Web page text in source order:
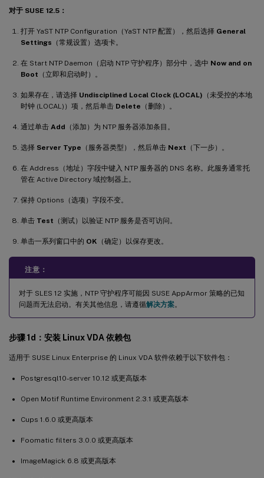
对于 SUSE 12.5：
打开 YaST NTP Configuration（YaST NTP 配置），然后选择 General
Settings （常规设置）选项卡。
在 Start NTP Daemon（启动 NTP 守护程序）部分中，选中 Now and on
Boot （立即和启动时）。
如果存在，请选择 Undisciplined Local Clock (LOCAL) （未受控的本地
时钟 (LOCAL)）项，然后单击 Delete （删除）。
通过单击 Add （添加）为 NTP 服务器添加条目。
选择 Server Type （服务器类型），然后单击 Next （下一步）。
在 Address（地址）字段中键入 NTP 服务器的 DNS 名称。此服务通常托
管在 Active Directory 域控制器上。
保持 Options（选项）字段不变。
单击 Test （测试）以验证 NTP 服务是否可访问。
单击一系列窗口中的 OK （确定）以保存更改。
注意：
对于 SLES 12 实施，NTP 守护程序可能因 SUSE AppArmor 策略的已知
问题而无法启动。有关其他信息，请遵循解决方案。
步骤 1d：安装 Linux VDA 依赖包
适用于 SUSE Linux Enterprise 的 Linux VDA 软件依赖于以下软件包：
Postgresql10-server 10.12 或更高版本
Open Motif Runtime Environment 2.3.1 或更高版本
Cups 1.6.0 或更高版本
Foomatic filters 3.0.0 或更高版本
ImageMagick 6.8 或更高版本